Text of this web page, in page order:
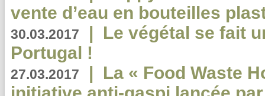
vente d’eau en bouteilles
30.03.2017 | Le végétal se fait
Portugal !
27.03.2017 | La « Food Waste